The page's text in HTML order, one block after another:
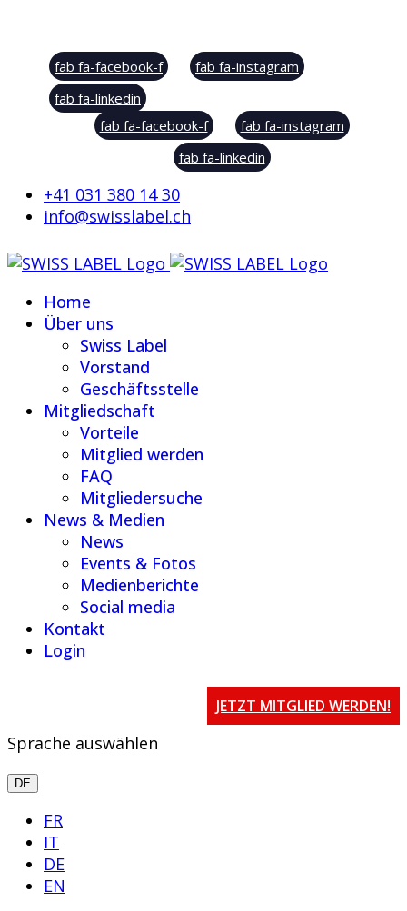
fab fa-facebook-f
fab fa-instagram
fab fa-linkedin
fab fa-facebook-f
fab fa-instagram
fab fa-linkedin
+41 031 380 14 30
info@swisslabel.ch
Home
Über uns
Swiss Label
Vorstand
Geschäftsstelle
Mitgliedschaft
Vorteile
Mitglied werden
FAQ
Mitgliedersuche
News & Medien
News
Events & Fotos
Medienberichte
Social media
Kontakt
Login
JETZT MITGLIED WERDEN!
Sprache auswählen
DE
FR
IT
DE
EN